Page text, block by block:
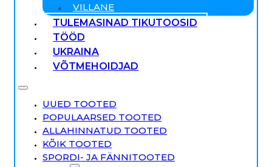
VILLANE
TULEMASINAD TIKUTOOSID
TÖÖD
UKRAINA
VÕTMEHOIDJAD
UUED TOOTED
POPULAARSED TOOTED
ALLAHINNATUD TOOTED
KÕIK TOOTED
SPORDI- JA FÄNNITOOTED